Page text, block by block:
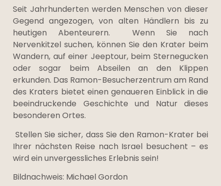
Seit Jahrhunderten werden Menschen von dieser
Gegend angezogen, von alten Händlern bis zu
heutigen Abenteurern. Wenn Sie nach
Nervenkitzel suchen, können Sie den Krater beim
Wandern, auf einer Jeeptour, beim Sternegucken
oder sogar beim Abseilen an den Klippen
erkunden. Das Ramon-Besucherzentrum am Rand
des Kraters bietet einen genaueren Einblick in die
beeindruckende Geschichte und Natur dieses
besonderen Ortes.
Stellen Sie sicher, dass Sie den Ramon-Krater bei
Ihrer nächsten Reise nach Israel besuchent – es
wird ein unvergessliches Erlebnis sein!
Bildnachweis: Michael Gordon